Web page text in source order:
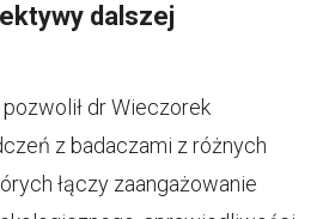
dalszej
dr Wieczorek
z badaczami z różnych
łączy zaangażowanie